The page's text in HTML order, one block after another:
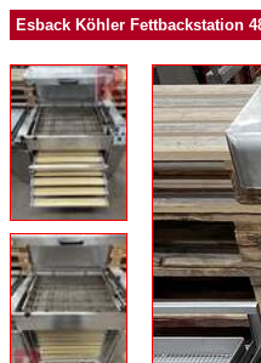
Esback Köhler Fettbackstation